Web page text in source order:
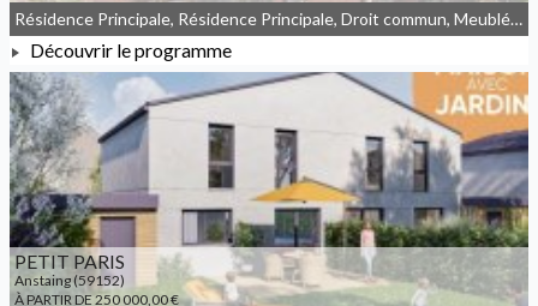
À PARTIR DE 137 150,00 €
Résidence Principale, Résidence Principale, Droit commun, Meublé non géré
Découvrir le programme
PETIT PARIS
Anstaing (59152)
À PARTIR DE 250 000,00 €